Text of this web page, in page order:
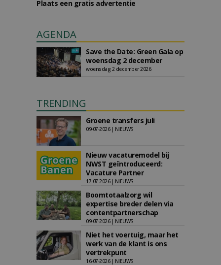
Plaats een gratis advertentie
AGENDA
Save the Date: Green Gala op
woensdag 2 december
woensdag 2 december 2026
TRENDING
Groene transfers juli
09-07-2026 | NIEUWS
Nieuw vacaturemodel bij
NWST geïntroduceerd:
Vacature Partner
17-07-2026 | NIEUWS
Boomtotaalzorg wil
expertise breder delen via
contentpartnerschap
09-07-2026 | NIEUWS
Niet het voertuig, maar het
werk van de klant is ons
vertrekpunt
16-07-2026 | NIEUWS